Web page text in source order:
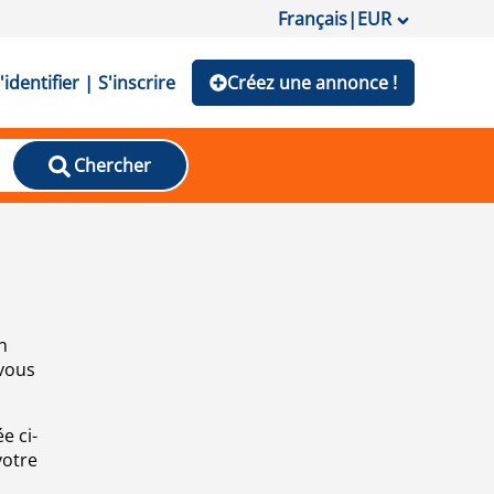
Français|EUR
| S'inscrire Créez une annonce !
Chercher
ci-